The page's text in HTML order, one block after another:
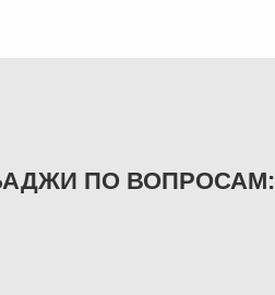
ПО ВОПРОСАМ: